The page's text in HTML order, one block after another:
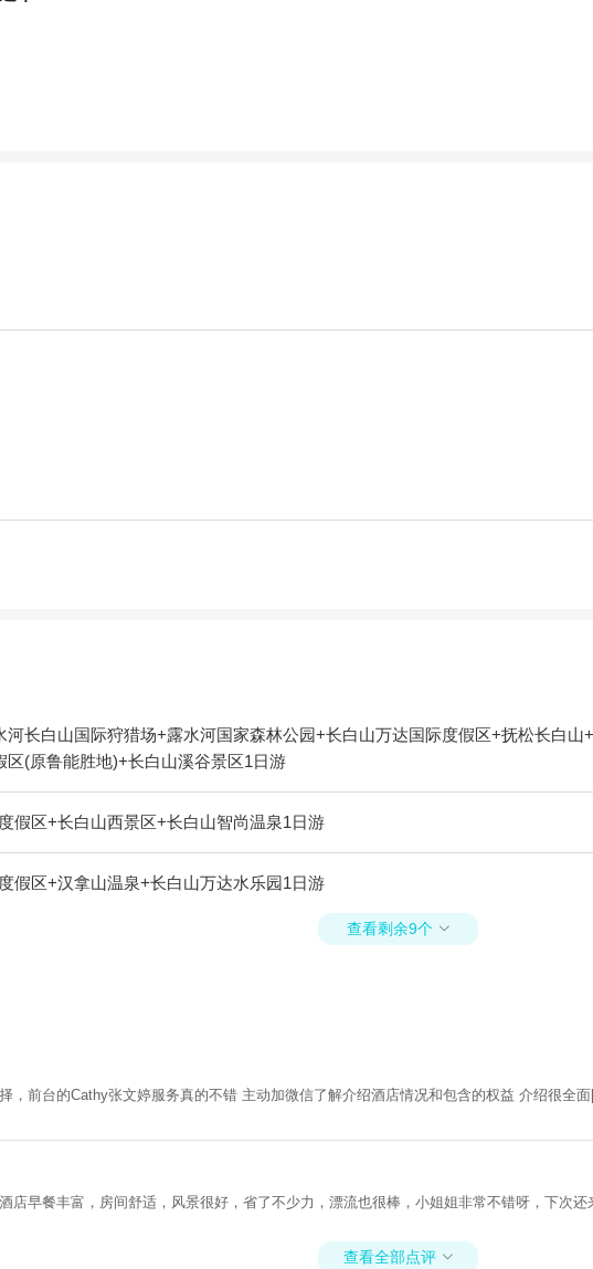
河长白山国际狩猎场+露水河国家森林公园+长白山万达国际度假区+抚松长白
(原鲁能胜地)+长白山溪谷景区1日游
假区+长白山西景区+长白山智尚温泉1日游
假区+汉拿山温泉+长白山万达水乐园1日游
查看剩余9个 
，前台的Cathy张文婷服务真的不错 主动加微信了解介绍酒店情况和包含的权益 介绍很全
店早餐丰富，房间舒适，风景很好，省了不少力，漂流也很棒，小姐姐非常不错呀，下次还
查看全部点评 